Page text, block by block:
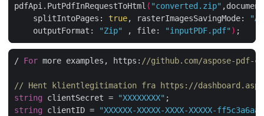
pdfApi.PutPdfInRequestToHtml ( "converted.zip"
    splitIntoPages:
true, rasterImagesSavingMode:
    outputFormat:
"Zip" , file: "inputPDF.pdf" )
/ For more examples, https: //github.com/aspose-pdf-
// Hent klientlegitimation fra https://
string clientSecret = "XXXXXXXX"
string clientID = "XXXXXX-XXXXX-XXXX-XXXXX-